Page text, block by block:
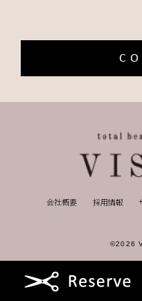
会社概要 採用情報
©2026